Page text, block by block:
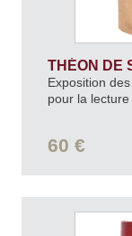
THÉON DE
Exposition
pour la lecture
60 €